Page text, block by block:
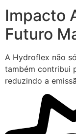
Impacto
Futuro
A Hydroflex não
também contribui
reduzindo a